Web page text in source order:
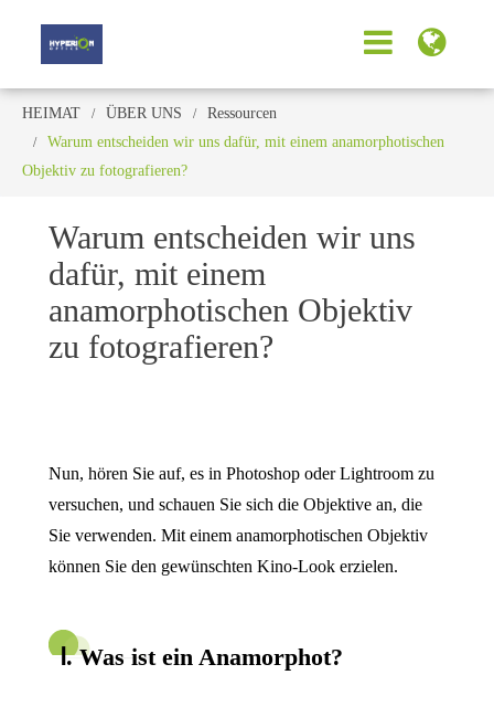
HEIMAT ÜBER UNS
Ressourcen
Warum entscheiden wir uns dafür, mit einem anamorphotischen
Objektiv zu fotografieren?
Warum entscheiden wir uns
dafür, mit einem
anamorphotischen Objektiv
zu fotografieren?
Nun, hören Sie auf, es in Photoshop oder Lightroom zu
versuchen, und schauen Sie sich die Objektive an, die
Sie verwenden. Mit einem anamorphotischen Objektiv
können Sie den gewünschten Kino-Look erzielen.
Ⅰ. Was ist ein Anamorphot?